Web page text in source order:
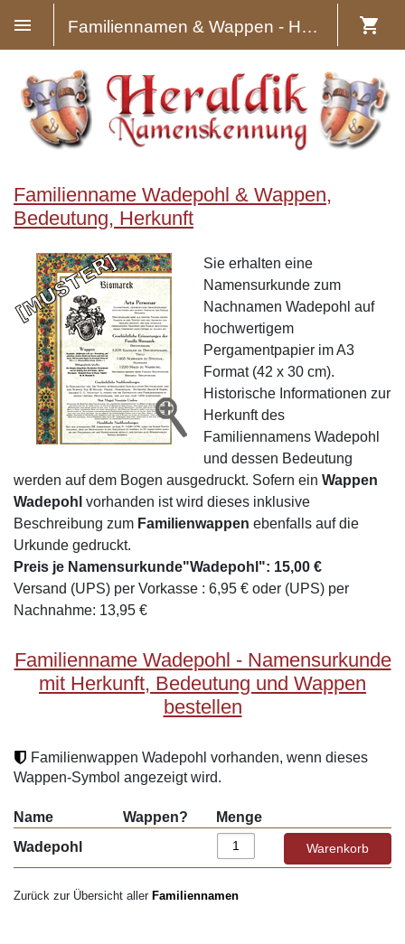
Familiennamen & Wappen - Heraldik
Familienname Wadepohl & Wappen,
Bedeutung, Herkunft
Sie erhalten eine
Namensurkunde zum
Nachnamen Wadepohl auf
hochwertigem
Pergamentpapier im A3
Format (42 x 30 cm).
Historische Informationen zur
Herkunft des
Familiennamens Wadepohl
und dessen Bedeutung
werden auf dem Bogen ausgedruckt. Sofern ein Wappen
Wadepohl vorhanden ist wird dieses inklusive
Beschreibung zum Familienwappen ebenfalls auf die
Urkunde gedruckt.
Preis je Namensurkunde"Wadepohl": 15,00 €
Versand (UPS) per Vorkasse : 6,95 € oder (UPS) per
Nachnahme: 13,95 €
Familienname Wadepohl - Namensurkunde
mit Herkunft, Bedeutung und Wappen
bestellen
Familienwappen Wadepohl vorhanden, wenn dieses
Wappen-Symbol angezeigt wird.
Name Wappen?
Menge
Wadepohl
Zurück zur Übersicht aller Familiennamen